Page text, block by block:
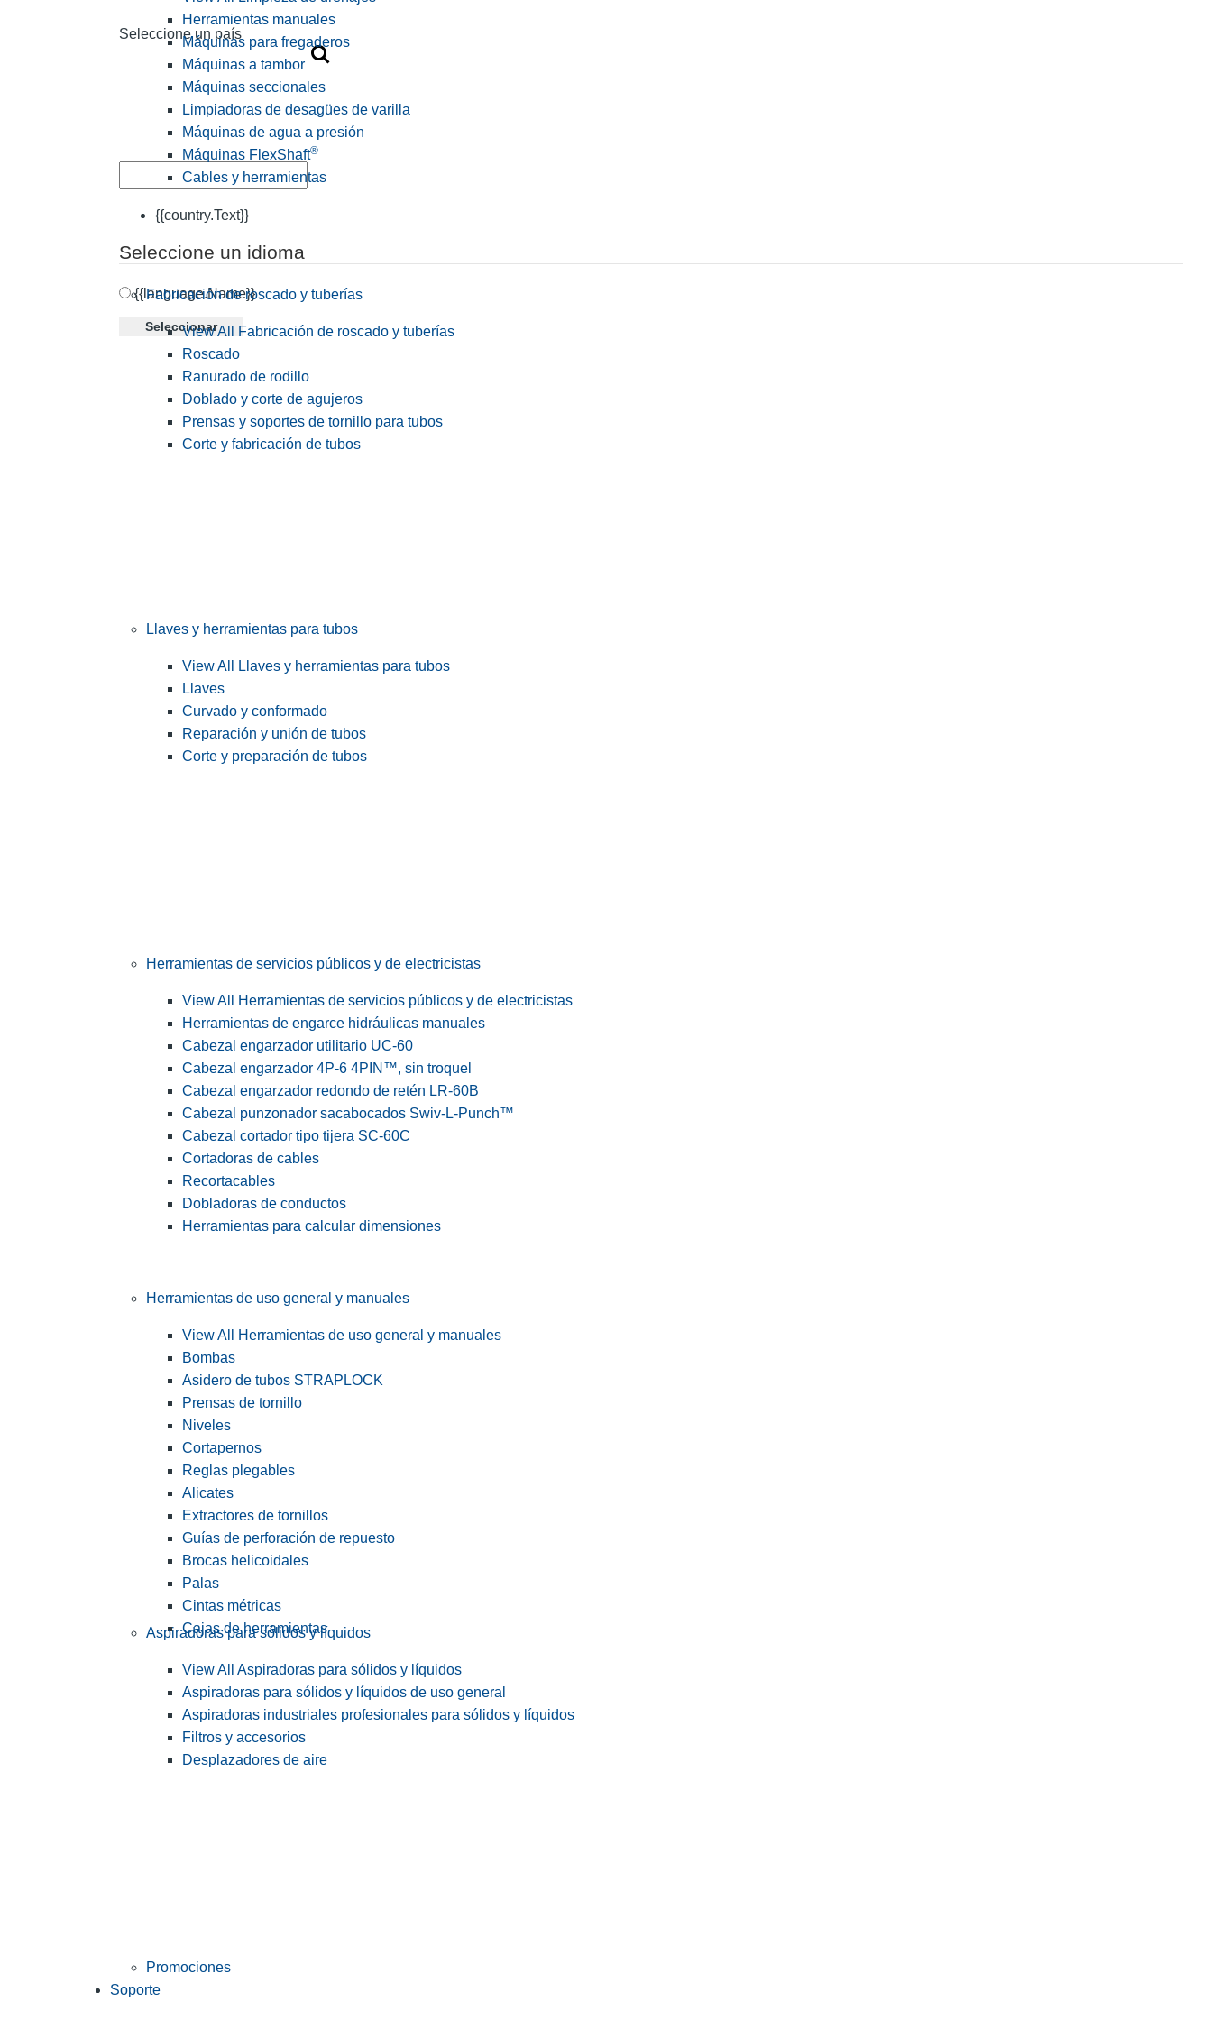
Seleccione un país
{{country.Text}}
Seleccione un idioma
{{language.Name}}
Seleccionar
Herramientas manuales
Máquinas para fregaderos
Máquinas a tambor
Máquinas seccionales
Limpiadoras de desagües de varilla
Máquinas de agua a presión
Máquinas FlexShaft®
Cables y herramientas
Fabricación de roscado y tuberías
View All Fabricación de roscado y tuberías
Roscado
Ranurado de rodillo
Doblado y corte de agujeros
Prensas y soportes de tornillo para tubos
Corte y fabricación de tubos
Llaves y herramientas para tubos
View All Llaves y herramientas para tubos
Llaves
Curvado y conformado
Reparación y unión de tubos
Corte y preparación de tubos
Herramientas de servicios públicos y de electricistas
View All Herramientas de servicios públicos y de electricistas
Herramientas de engarce hidráulicas manuales
Cabezal engarzador utilitario UC-60
Cabezal engarzador 4P-6 4PIN™, sin troquel
Cabezal engarzador redondo de retén LR-60B
Cabezal punzonador sacabocados Swiv-L-Punch™
Cabezal cortador tipo tijera SC-60C
Cortadoras de cables
Recortacables
Dobladoras de conductos
Herramientas para calcular dimensiones
Herramientas de uso general y manuales
View All Herramientas de uso general y manuales
Bombas
Asidero de tubos STRAPLOCK
Prensas de tornillo
Niveles
Cortapernos
Reglas plegables
Alicates
Extractores de tornillos
Guías de perforación de repuesto
Brocas helicoidales
Palas
Cintas métricas
Cajas de herramientas
Aspiradoras para sólidos y líquidos
View All Aspiradoras para sólidos y líquidos
Aspiradoras para sólidos y líquidos de uso general
Aspiradoras industriales profesionales para sólidos y líquidos
Filtros y accesorios
Desplazadores de aire
Promociones
Soporte